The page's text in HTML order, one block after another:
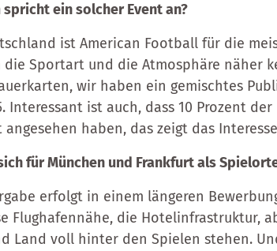
ein solcher Event an?
ist American Football für die
die Sportart und die Atmosphäre näher
wir haben ein gemischtes
Interessant ist auch, dass 10 Prozent
haben, das zeigt das
für München und Frankfurt als
erfolgt in einem längeren
Flughafennähe, die Hotelinfrastruktur,
Land voll hinter den Spielen stehen.